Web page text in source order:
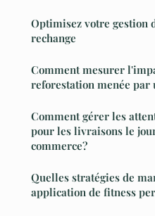
Optimisez votre gestion
rechange
Comment mesurer
reforestation menée par
Comment gérer les
pour les livraisons le
commerce?
Quelles stratégies de
application de fitness